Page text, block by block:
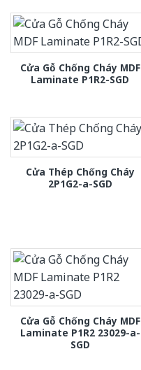
Cửa Gỗ Chống Cháy MDF
Laminate P1R2-SGD
Cửa Thép Chống Cháy
2P1G2-a-SGD
Cửa Gỗ Chống Cháy MDF
Laminate P1R2 23029-a-
SGD